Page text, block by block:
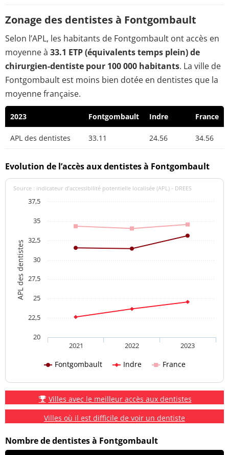
Zonage des dentistes à Fontgombault
Selon l’APL, les habitants de Fontgombault ont accès en
moyenne à 33.1 ETP (équivalents temps plein) de
chirurgien-dentiste pour 100 000 habitants. La ville de
Fontgombault est moins bien dotée en dentistes que la
moyenne française.
2023 Fontgombault Indre France
APL des dentistes 33.11 24.56 34.56
Evolution de l’accès aux dentistes à Fontgombault
APL des dentistes
Source : indicateur d’accessibilité potentielle localisée (APL) - DREES
Fontgombault Indre France
2021 2022 2023
20
22,5
25
27,5
30
32,5
35
37,5
Villes avec le meilleur accès aux dentistes
Villes où il est difficile de voir un dentiste
Nombre de dentistes à Fontgombault